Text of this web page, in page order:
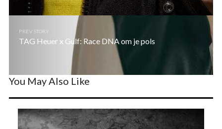
PREV STORY
TAG Heuer x Gulf: Race DNA om je pols
You May Also Like